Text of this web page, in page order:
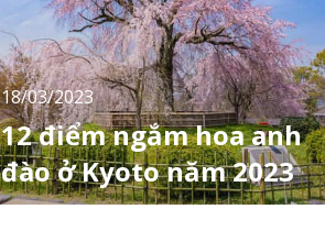
Osaka và LocoBee sẽ giới thiệu tới bạn top
điểm
18/03/2023
12 điểm ngắm hoa anh
đào ở Kyoto năm 2023
Mùa xuân đang đến với mảnh đất cố đô